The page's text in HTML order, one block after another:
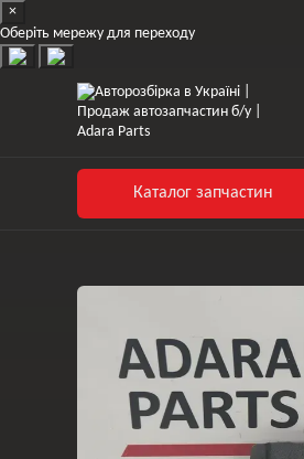
×
Оберіть мережу для переходу
Каталог запчастин